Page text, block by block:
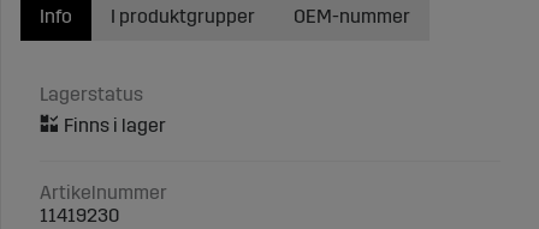
Info
Lagerstatus
Artikelnummer
11419230
I produktgrupper OEM-nummer